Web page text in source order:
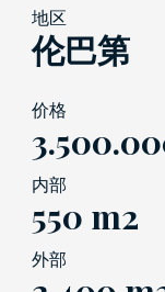
地区
伦巴第
价格
内部
550 m2
外部